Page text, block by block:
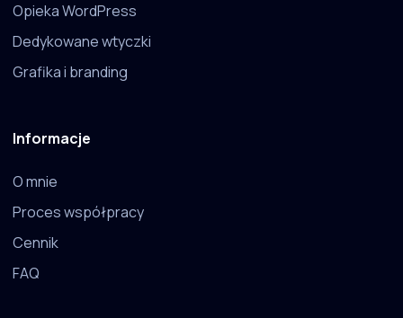
Opieka WordPress
Dedykowane wtyczki
Grafika i branding
Informacje
O mnie
Proces współpracy
Cennik
FAQ